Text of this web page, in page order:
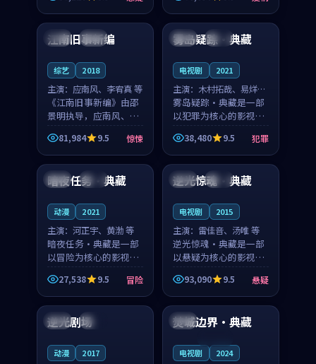
献了2020年颇受关注的
合作演出，影片在情感
层次与现实质感之间
因一场意外卷入更深的
纠葛，爱情元素贯穿始
终，节奏稳健而富有张
日本 院线
江南旧事新编
综艺 2018
主演： 应南风、李宥真 等
《江南旧事新编》由邵
景明执导，应南风、李
宥真领衔主演，是一部
2018年上映的日本惊悚
综艺。影片以邻里温情
遇到告别都浸着真实
81,984 9.5 惊悚
中国 院线
雾岛疑踪·典藏
电视剧 2021
主演： 木村拓哉、易烊千
玺 等
雾岛疑踪·典藏是一部
以犯罪为核心的影视作
品，围绕危机、反转与
人物成长展开，整体节
奏紧凑，值得推荐观
38,480 9.5 犯罪
中国 热播
暗夜任务·典藏
动漫 2021
主演： 河正宇、黄渤 等
暗夜任务·典藏是一部
以冒险为核心的影视作
品，围绕危机、反转与
人物成长展开，整体节
奏紧凑，值得推荐观
27,538 9.5 冒险
日本 院线
逆光惊魂·典藏
电视剧 2015
主演： 雷佳音、汤唯 等
逆光惊魂·典藏是一部
以悬疑为核心的影视作
品，围绕危机、反转与
人物成长展开，整体节
奏紧凑，值得推荐观
看。
93,090 9.5 悬疑
日本 热播
逆光剧场
动漫 2017
中国
焚城边界·典藏
电视剧 2024